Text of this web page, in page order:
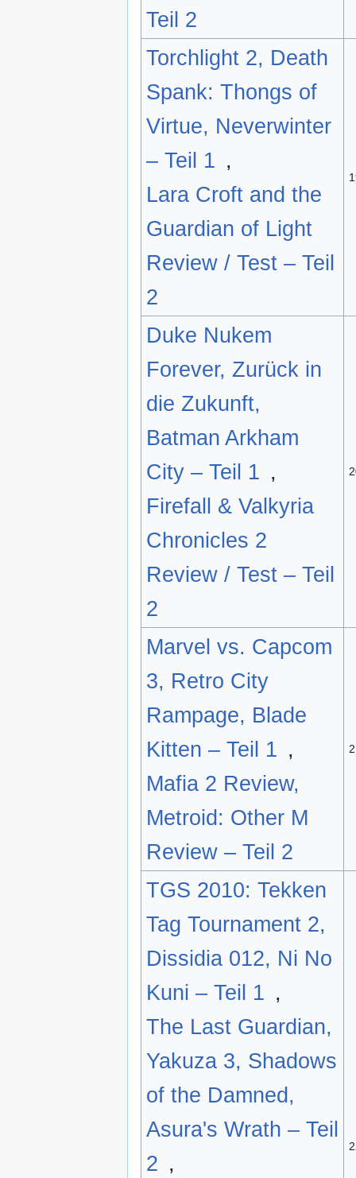
Teil 2
Torchlight 2, Death
Spank: Thongs of
Virtue, Neverwinter
– Teil 1 ,
Lara Croft and the
Guardian of Light
Review / Test – Teil
2
Duke Nukem
Forever, Zurück in
die Zukunft,
Batman Arkham
City – Teil 1 ,
Firefall & Valkyria
Chronicles 2
Review / Test – Teil
2
Marvel vs. Capcom
3, Retro City
Rampage, Blade
Kitten – Teil 1 ,
Mafia 2 Review,
Metroid: Other M
Review – Teil 2
TGS 2010: Tekken
Tag Tournament 2,
Dissidia 012, Ni No
Kuni – Teil 1 ,
The Last Guardian,
Yakuza 3, Shadows
of the Damned,
Asura's Wrath – Teil
2 ,